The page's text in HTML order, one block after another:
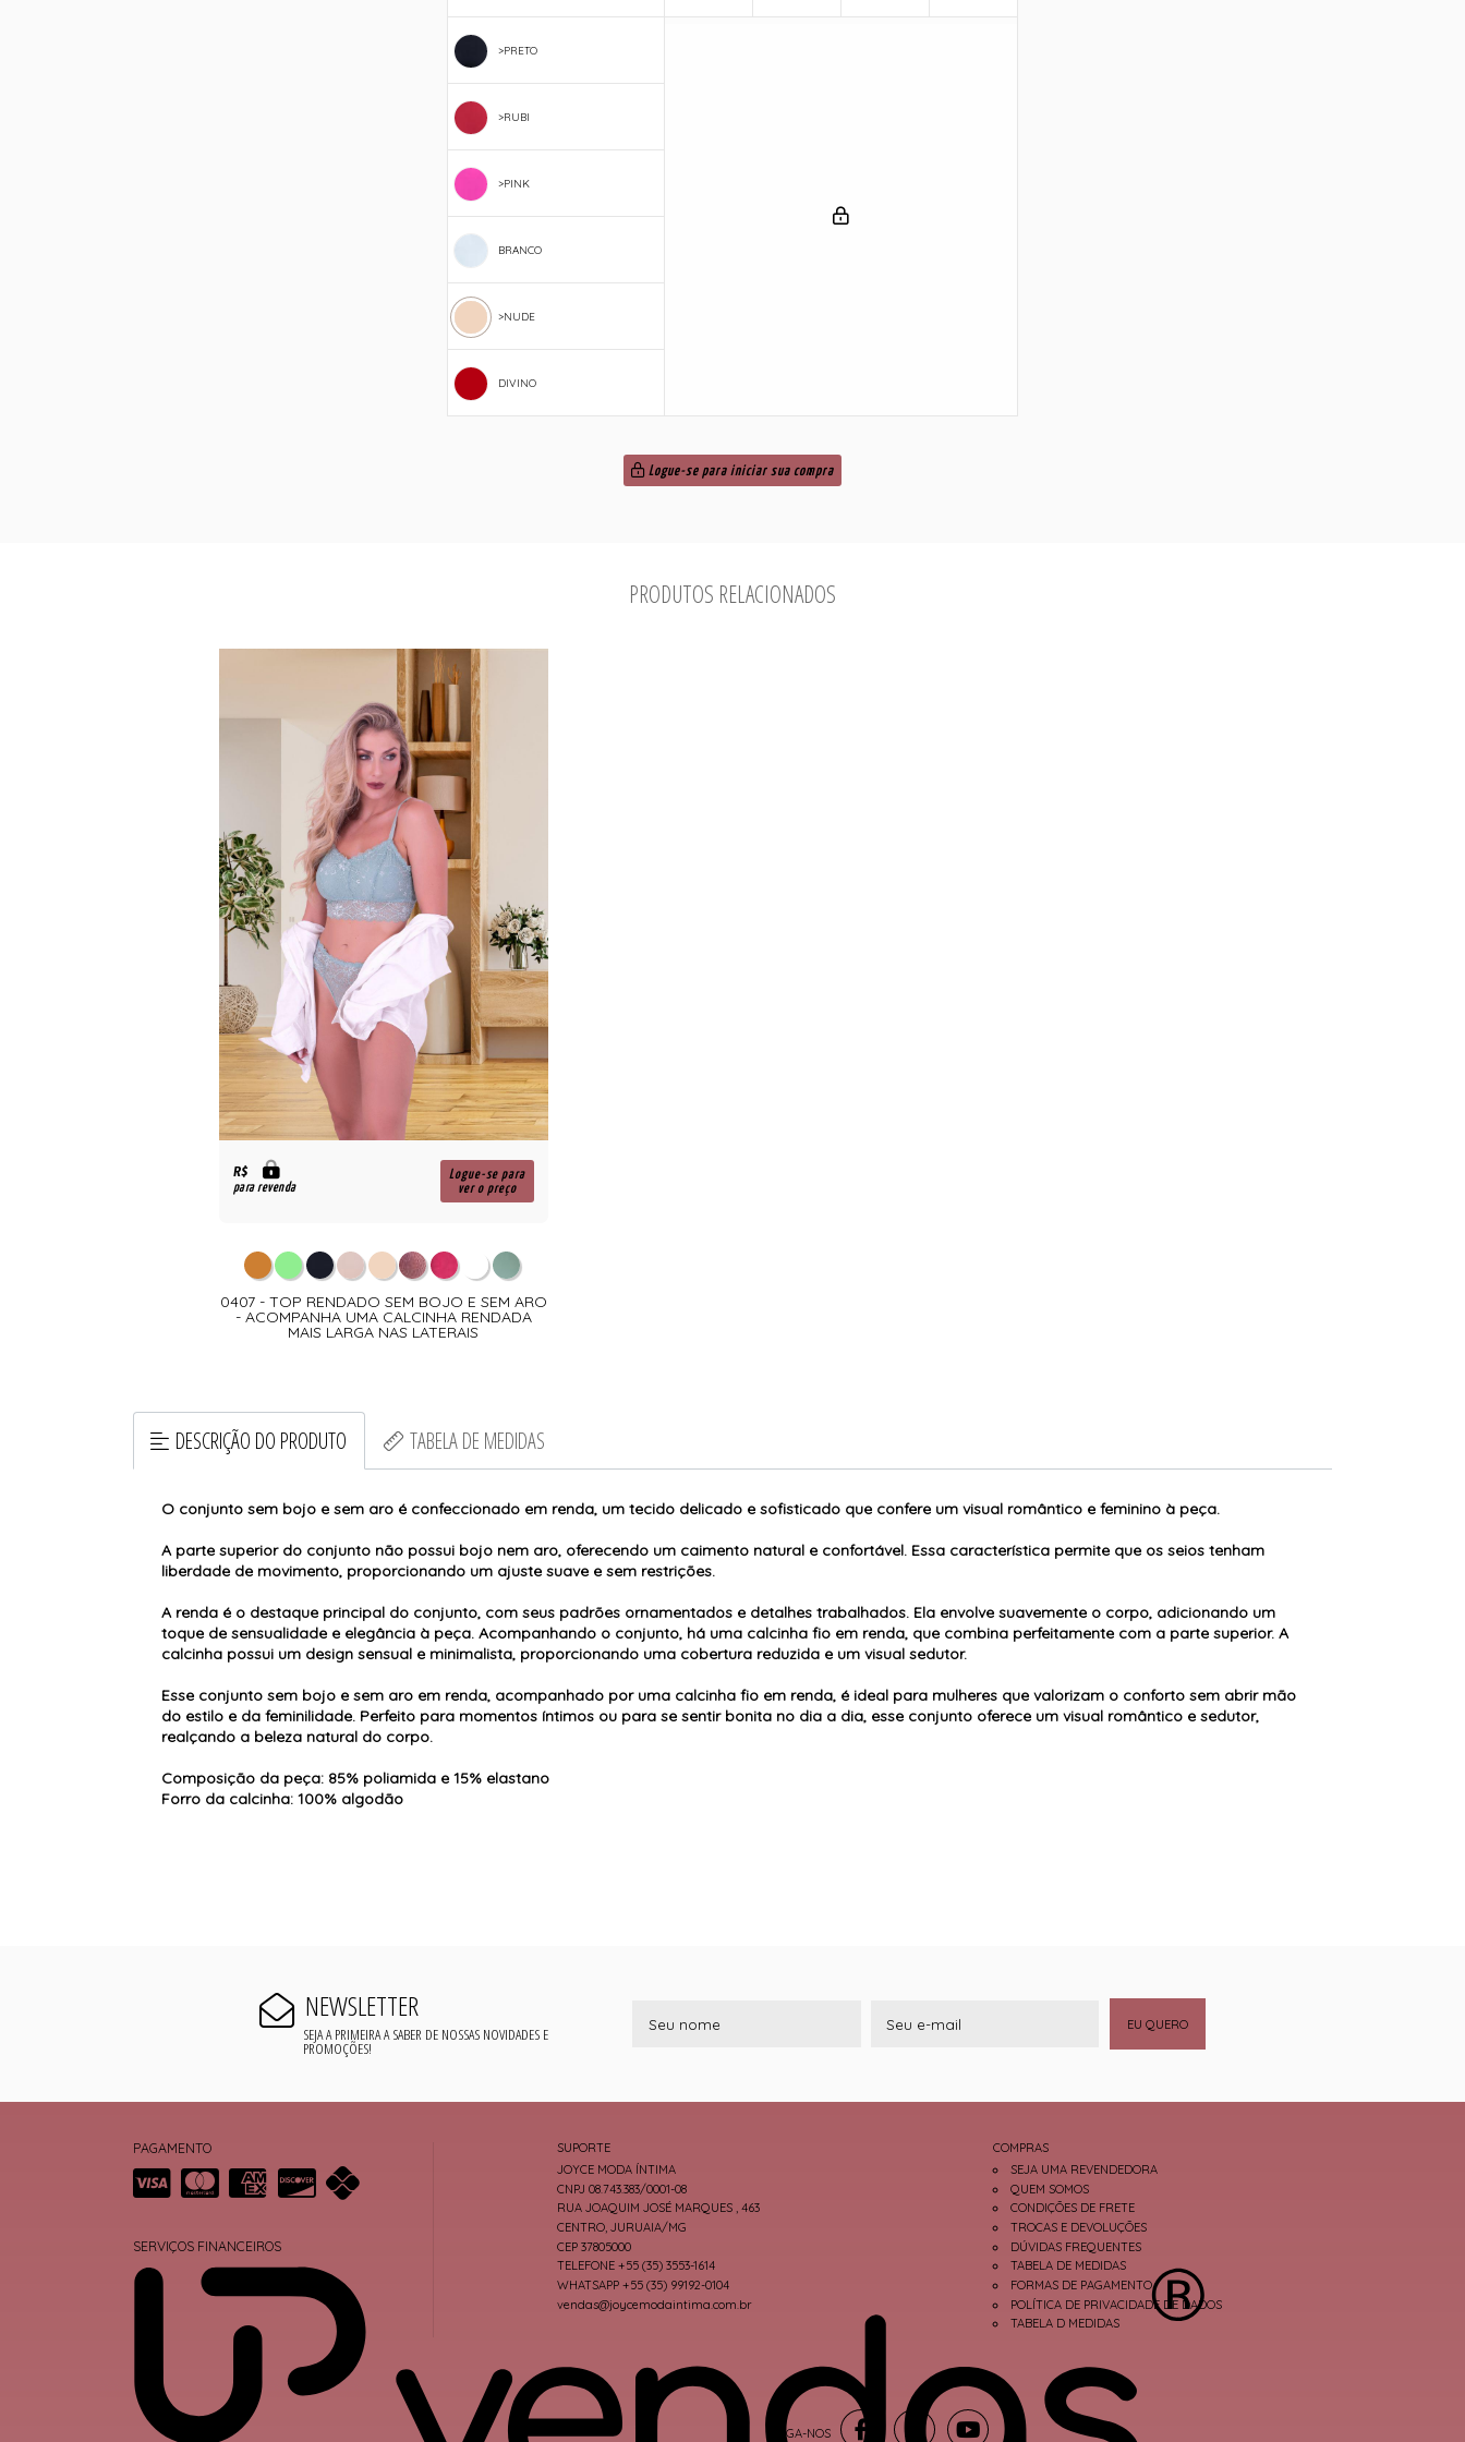
>PRETO
>RUBI
>PINK
BRANCO
>NUDE
DIVINO
Logue-se para iniciar sua compra
PRODUTOS RELACIONADOS
R$
para revenda
Logue-se para
ver o preço
0407 - TOP RENDADO SEM BOJO E SEM ARO
- ACOMPANHA UMA CALCINHA RENDADA
MAIS LARGA NAS LATERAIS
DESCRIÇÃO DO PRODUTO TABELA DE MEDIDAS
O conjunto sem bojo e sem aro é confeccionado em renda, um tecido delicado e sofisticado que confere um visual romântico e feminino à peça.
A parte superior do conjunto não possui bojo nem aro, oferecendo um caimento natural e confortável. Essa característica permite que os seios tenham
liberdade de movimento, proporcionando um ajuste suave e sem restrições.
A renda é o destaque principal do conjunto, com seus padrões ornamentados e detalhes trabalhados. Ela envolve suavemente o corpo, adicionando um
toque de sensualidade e elegância à peça. Acompanhando o conjunto, há uma calcinha fio em renda, que combina perfeitamente com a parte superior. A
calcinha possui um design sensual e minimalista, proporcionando uma cobertura reduzida e um visual sedutor.
Esse conjunto sem bojo e sem aro em renda, acompanhado por uma calcinha fio em renda, é ideal para mulheres que valorizam o conforto sem abrir mão
do estilo e da feminilidade. Perfeito para momentos íntimos ou para se sentir bonita no dia a dia, esse conjunto oferece um visual romântico e sedutor,
realçando a beleza natural do corpo.
Composição da peça: 85% poliamida e 15% elastano
Forro da calcinha: 100% algodão
NEWSLETTER
SEJA A PRIMEIRA A SABER DE NOSSAS NOVIDADES E
PROMOÇÕES!
EU QUERO
PAGAMENTO
SERVIÇOS FINANCEIROS
SUPORTE
JOYCE MODA ÍNTIMA
CNPJ 08.743.383/0001-08
RUA JOAQUIM JOSÉ MARQUES , 463
CENTRO, JURUAIA/MG
CEP 37805000
TELEFONE +55 (35) 3553-1614
WHATSAPP +55 (35) 99192-0104
vendas@joycemodaintima.com.br
COMPRAS
SEJA UMA REVENDEDORA
QUEM SOMOS
CONDIÇÕES DE FRETE
TROCAS E DEVOLUÇÕES
DÚVIDAS FREQUENTES
TABELA DE MEDIDAS
FORMAS DE PAGAMENTO
POLÍTICA DE PRIVACIDADE DE DADOS
TABELA D MEDIDAS